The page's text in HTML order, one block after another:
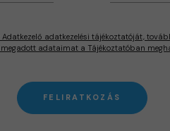
adatkezelési tájékoztatóját,
adataimat a Tájékoztatóban
FELIRATKOZÁS